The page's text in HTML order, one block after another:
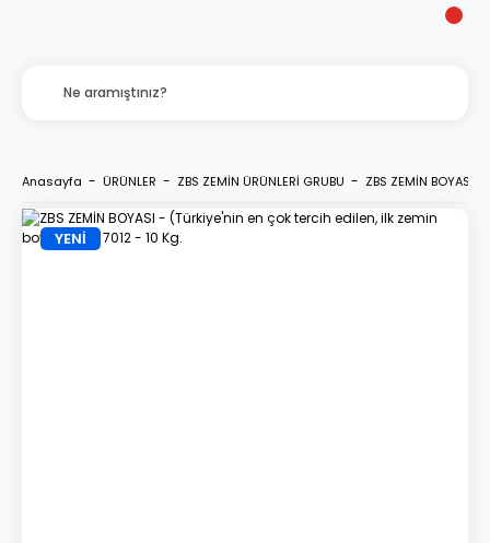
Anasayfa ÜRÜNLER ZBS ZEMİN ÜRÜNLERİ GRUBU ZBS ZEMİN
YENİ